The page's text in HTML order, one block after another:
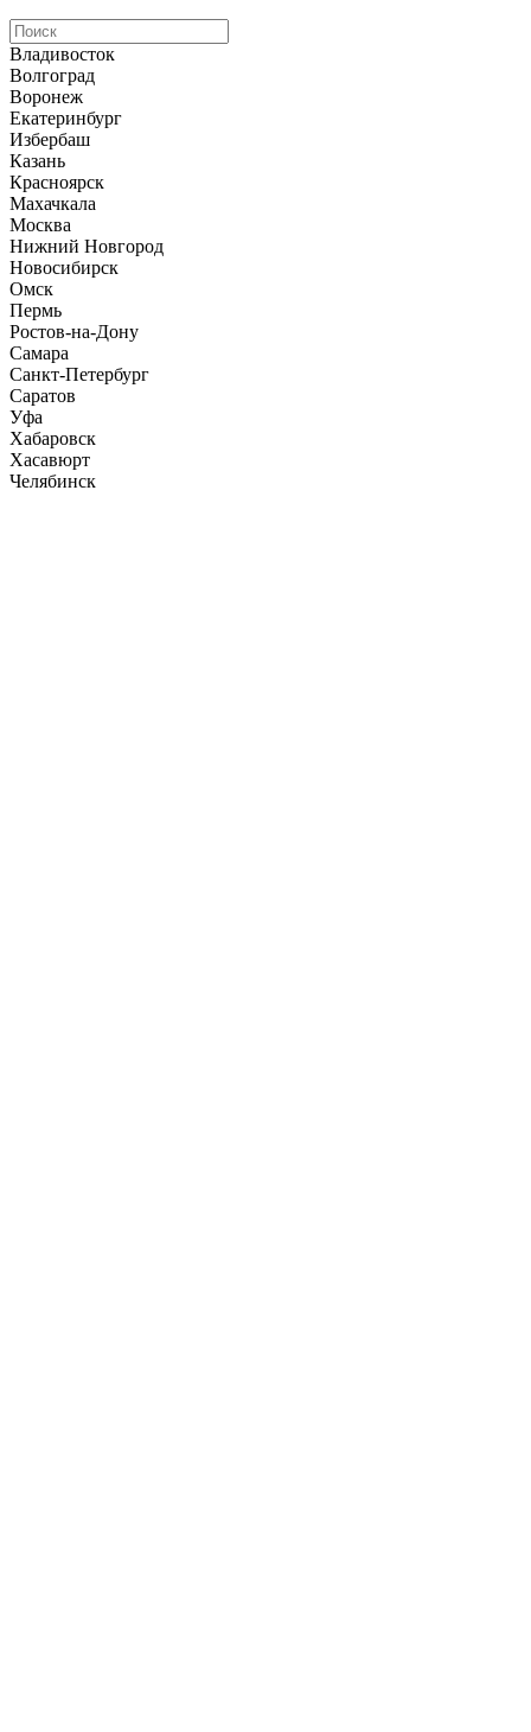
Владивосток
Волгоград
Воронеж
Екатеринбург
Избербаш
Казань
Красноярск
Махачкала
Москва
Нижний Новгород
Новосибирск
Омск
Пермь
Ростов-на-Дону
Самара
Санкт-Петербург
Саратов
Уфа
Хабаровск
Хасавюрт
Челябинск